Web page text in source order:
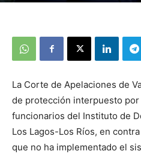
La Corte de Apelaciones de
de protección interpuesto por
funcionarios del Instituto de
Los Lagos-Los Ríos, en
que no ha implementado el